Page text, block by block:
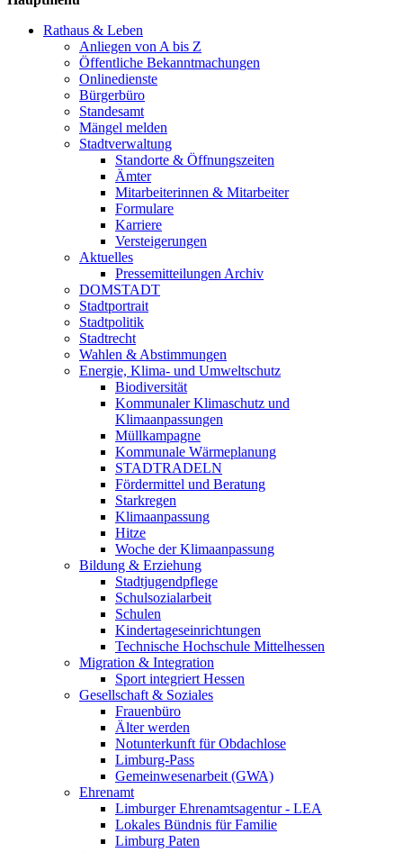
Rathaus & Leben
Anliegen von A bis Z
Öffentliche Bekanntmachungen
Onlinedienste
Bürgerbüro
Standesamt
Mängel melden
Stadtverwaltung
Standorte & Öffnungszeiten
Ämter
Mitarbeiterinnen & Mitarbeiter
Formulare
Karriere
Versteigerungen
Aktuelles
Pressemitteilungen Archiv
DOMSTADT
Stadtportrait
Stadtpolitik
Stadtrecht
Wahlen & Abstimmungen
Energie, Klima- und Umweltschutz
Biodiversität
Kommunaler Klimaschutz und
Klimaanpassungen
Müllkampagne
Kommunale Wärmeplanung
STADTRADELN
Fördermittel und Beratung
Starkregen
Klimaanpassung
Hitze
Woche der Klimaanpassung
Bildung & Erziehung
Stadtjugendpflege
Schulsozialarbeit
Schulen
Kindertageseinrichtungen
Technische Hochschule Mittelhessen
Migration & Integration
Sport integriert Hessen
Gesellschaft & Soziales
Frauenbüro
Älter werden
Notunterkunft für Obdachlose
Limburg-Pass
Gemeinwesenarbeit (GWA)
Ehrenamt
Limburger Ehrenamtsagentur - LEA
Lokales Bündnis für Familie
Limburg Paten